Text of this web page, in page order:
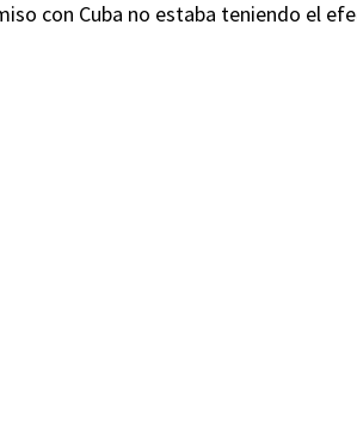
con Cuba no estaba teniendo el